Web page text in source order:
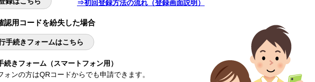
⇒初回登録方法の流れ（登録画面説明）
認用コードを紛失した場合
手続きフォームはこちら
きフォーム（スマートフォン用）
ォンの方はQRコードからでも申請できます。